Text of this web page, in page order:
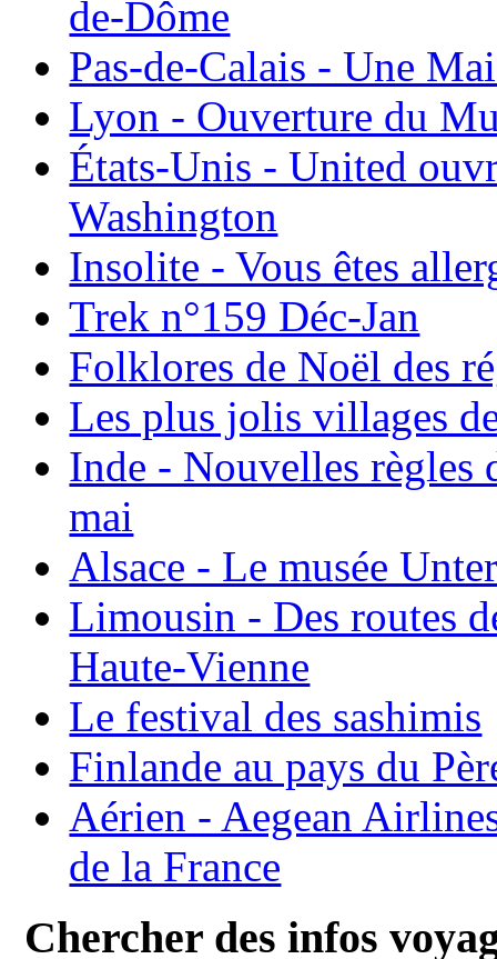
de-Dôme
Pas-de-Calais - Une
Lyon - Ouverture du
États-Unis - United
Washington
Insolite - Vous êtes
Trek n°159 Déc-Jan
Folklores de Noël des
Les plus jolis villages
Inde - Nouvelles règles
mai
Alsace - Le musée
Limousin - Des routes
Haute-Vienne
Le festival des sashimis
Finlande au pays du
Aérien - Aegean
de la France
Chercher des infos